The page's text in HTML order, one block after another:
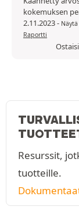
kokemuksen
2.11.2023-
Raportti
Resurssit,
tuotteille.